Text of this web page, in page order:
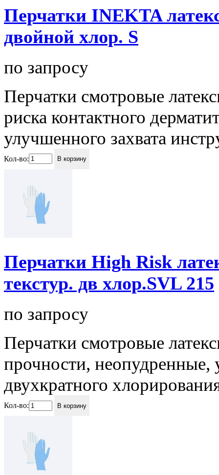
Перчатки INEKTA
двойной хлор. S
по запросу
Перчатки смотровые
риска контактного
улучшенного захвата
Кол-во: В корзину
Перчатки High Risk
текстур. дв хлор.SVL 215
по запросу
Перчатки смотровые
прочности, неопудренные,
двухкратного
Кол-во: В корзину